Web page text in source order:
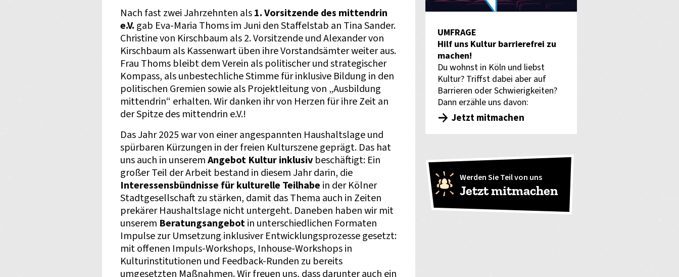
Nach fast zwei Jahrzehnten als1. Vorsitzende des mittendrin
e.V. gab Eva-Maria Thoms im Juni den Staffelstab an Tina Sander.
Christine von Kirschbaum als 2. Vorsitzende und Alexander von
Kirschbaum als Kassenwart üben ihre Vorstandsämter weiter aus.
Frau Thoms bleibt dem Verein als politischer und strategischer
Kompass, als unbestechliche Stimme für inklusive Bildung in den
politischen Gremien sowie als Projektleitung von „Ausbildung
mittendrin“ erhalten. Wir danken ihr von Herzen für ihre Zeit an
der Spitze des mittendrin e.V.!
Das Jahr 2025 war von einer angespannten Haushaltslage und
spürbaren Kürzungen in der freien Kulturszene geprägt. Das hat
uns auch in unseremAngebot Kultur inklusiv beschäftigt: Ein
großer Teil der Arbeit bestand in diesem Jahr darin, die
Interessensbündnisse für kulturelle Teilhabe in der Kölner
Stadtgesellschaft zu stärken, damit das Thema auch in Zeiten
prekärer Haushaltslage nicht untergeht. Daneben haben wir mit
unserem Beratungsangebotin unterschiedlichen Formaten
Impulse zur Umsetzung inklusiver Entwicklungsprozesse gesetzt:
mit offenen Impuls-Workshops, Inhouse-Workshops in
Kulturinstitutionen und Feedback-Runden zu bereits
umgesetzten Maßnahmen. Wir freuen uns, dass darunter auch ein
UMFRAGE
Hilf uns Kultur barrierefrei zu
machen!
Du wohnst in Köln und liebst
Kultur? Triffst dabei aber auf
Barrieren oder Schwierigkeiten?
Dann erzähle uns davon:
Jetzt mitmachen
Werden Sie Teil von uns
Jetzt mitmachen